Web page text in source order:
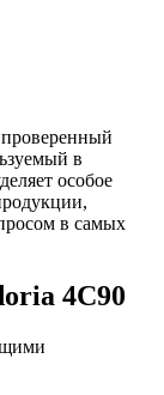
в
особое
в самых
4C90